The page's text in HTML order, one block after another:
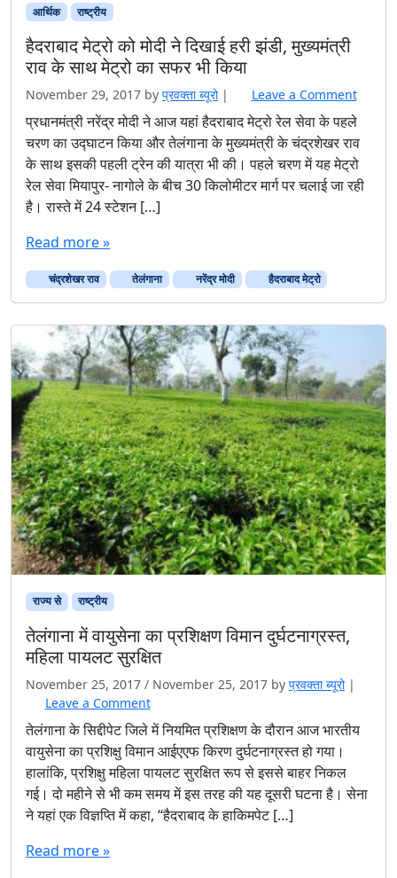
आर्थिक राष्ट्रीय
हैदराबाद मेट्रो को मोदी ने दिखाई हरी झंडी, मुख्यमंत्री
राव के साथ मेट्रो का सफर भी किया
November 29, 2017 by प्रवक्‍ता ब्यूरो | Leave a Comment
प्रधानमंत्री नरेंद्र मोदी ने आज यहां हैदराबाद मेट्रो रेल सेवा के पहले
चरण का उद्घाटन किया और तेलंगाना के मुख्यमंत्री के चंद्रशेखर राव
के साथ इसकी पहली ट्रेन की यात्रा भी की। पहले चरण में यह मेट्रो
रेल सेवा मियापुर- नागोले के बीच 30 किलोमीटर मार्ग पर चलाई जा रही
है। रास्ते में 24 स्टेशन […]
Read more »
चंद्रशेखर राव तेलंगाना नरेंद्र मोदी हैदराबाद मेट्रो
राज्य से राष्ट्रीय
तेलंगाना में वायुसेना का प्रशिक्षण विमान दुर्घटनाग्रस्त,
महिला पायलट सुरक्षित
November 25, 2017 / November 25, 2017 by प्रवक्‍ता ब्यूरो |
Leave a Comment
तेलंगाना के सिद्दीपेट जिले में नियमित प्रशिक्षण के दौरान आज भारतीय
वायुसेना का प्रशिक्षु विमान आईएएफ किरण दुर्घटनाग्रस्त हो गया।
हालांकि, प्रशिक्षु महिला पायलट सुरक्षित रूप से इससे बाहर निकल
गई। दो महीने से भी कम समय में इस तरह की यह दूसरी घटना है। सेना
ने यहां एक विज्ञप्ति में कहा, ‘‘हैदराबाद के हाकिमपेट […]
Read more »